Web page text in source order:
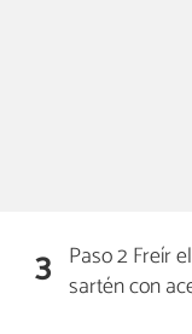
3 Paso 2 Freír
sartén con